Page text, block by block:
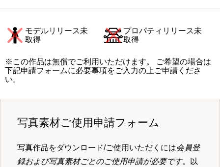
モデルリリース未
取得
プロパティリリース未
取得
※この作品は無償でご利用いただけます。 ご希望の場合は
下記申請フォームに必要事項をご入力の上ご申請くださ
い。
写真素材ご使用申請フォーム
写真作品をダウンロード/ご使用いただくには会員登
録および写真素材ごとのご使用申請が必要です。以